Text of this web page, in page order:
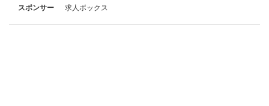
スポンサー
求人ボックス